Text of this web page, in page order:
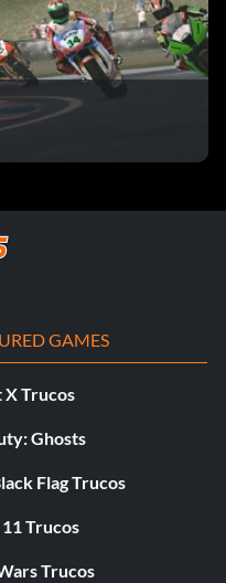
GAMES
Trucos
Ghosts
Flag Trucos
Trucos
Trucos